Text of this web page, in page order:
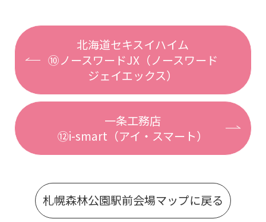
北海道セキスイハイム
⑩ノースワードJX（ノースワード
ジェイエックス）
一条工務店
⑫i-smart（アイ・スマート）
札幌森林公園駅前会場マップに戻る